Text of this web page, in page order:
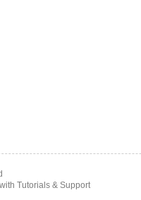
Tutorials & Support